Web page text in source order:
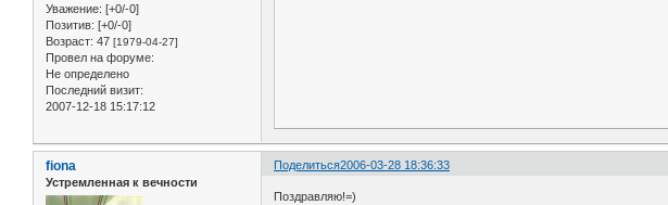
Уважение: [+0/-0]
Позитив: [+0/-0]
Возраст: 47 [1979-04-27]
Провел на форуме:
Не определено
Последний визит:
2007-12-18 15:17:12
Поделиться2006-03-28 18:36:33
fiona
Устремленная к вечности
Поздравляю!=)